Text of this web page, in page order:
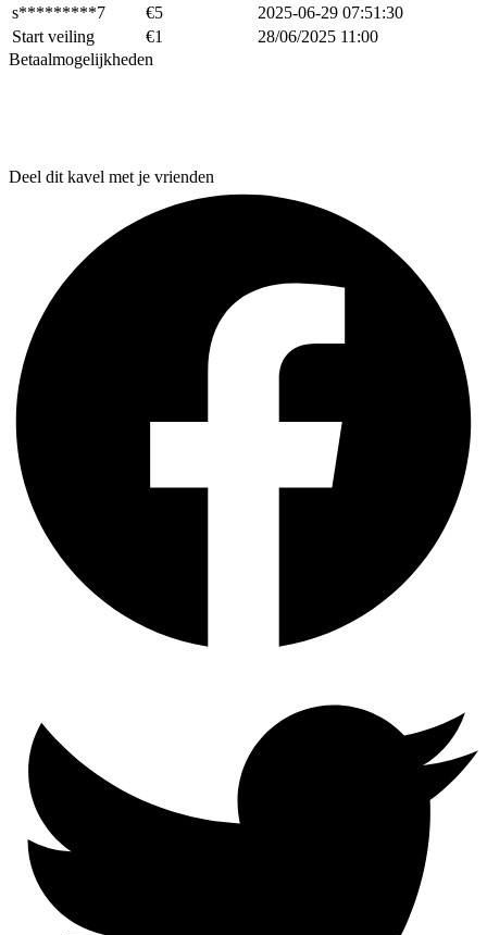
s*********7
€5
2025-06-29 07:51:30
Start veiling
€1
28/06/2025 11:00
Betaalmogelijkheden
Deel dit kavel met je vrienden